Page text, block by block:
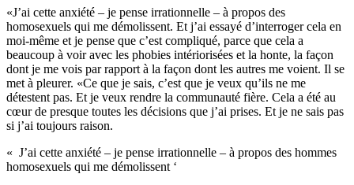
«J’ai cette anxiété – je pense irrationnelle – à propos des
homosexuels qui me démolissent. Et j’ai essayé d’interroger cela en
moi-même et je pense que c’est compliqué, parce que cela a
beaucoup à voir avec les phobies intériorisées et la honte, la façon
dont je me vois par rapport à la façon dont les autres me voient. Il se
met à pleurer. «Ce que je sais, c’est que je veux qu’ils ne me
détestent pas. Et je veux rendre la communauté fière. Cela a été au
cœur de presque toutes les décisions que j’ai prises. Et je ne sais pas
si j’ai toujours raison.
« J’ai cette anxiété – je pense irrationnelle – à propos des hommes
homosexuels qui me démolissent ‘